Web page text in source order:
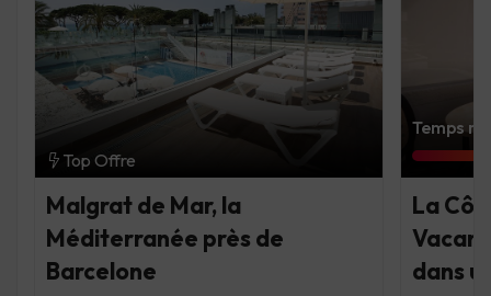
Top Offre
Malgrat de Mar, la
Méditerranée près de
Barcelone
Temps
La
dans